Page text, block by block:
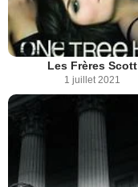
Les Frères Scott
1 juillet 2021